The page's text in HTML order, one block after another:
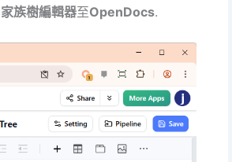
家族樹編輯器至OpenDocs.